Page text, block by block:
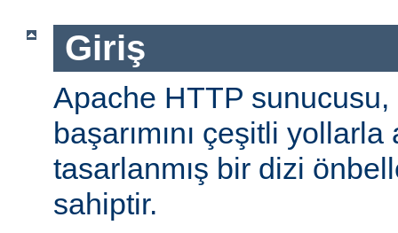
Giriş
Apache HTTP
başarımını çeşitli
tasarlanmış bir dizi
sahiptir.